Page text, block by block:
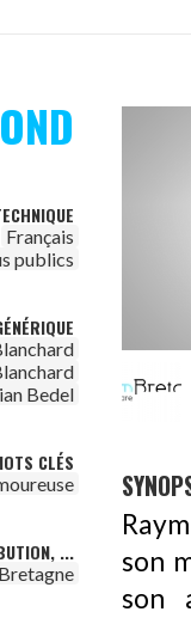
Français
publics
Bedel
CLÉS
...
son
son